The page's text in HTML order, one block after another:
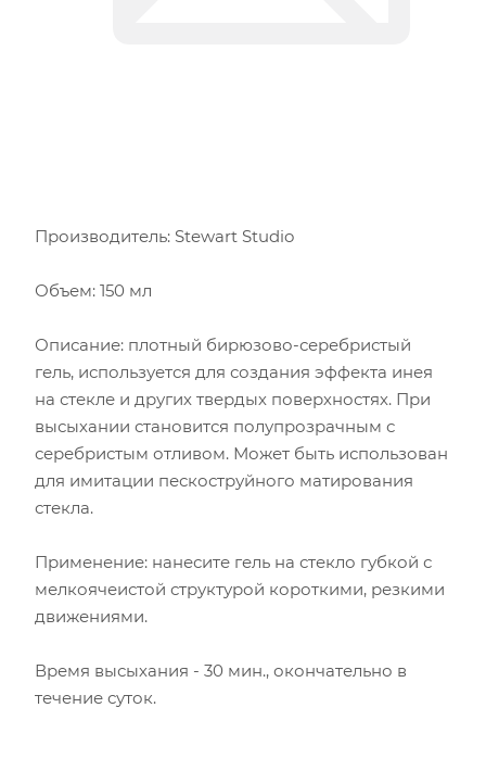
Производитель: Stewart Studio
Объем: 150 мл
Описание: плотный бирюзово-серебристый
гель, используется для создания эффекта инея
на стекле и других твердых поверхностях. При
высыхании становится полупрозрачным с
серебристым отливом. Может быть использован
для имитации пескоструйного матирования
стекла.
Применение: нанесите гель на стекло губкой с
мелкоячеистой структурой короткими, резкими
движениями.
Время высыхания - 30 мин., окончательно в
течение суток.